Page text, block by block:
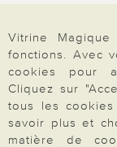
À propos
Vitrine
fonctions. Avec
cookies pour
Cliquez sur
tous les
savoir plus et
matière de